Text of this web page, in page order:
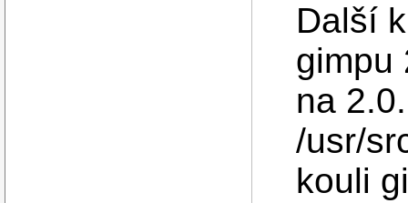
Další
gimpu
na
/usr/
kouli